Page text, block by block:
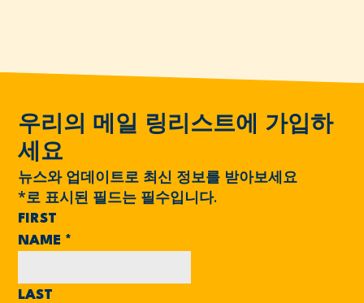
우리의 메일 링리스트에 가입하
세요
뉴스와 업데이트로 최신 정보를 받아보세요
*로 표시된 필드는 필수입니다.
FIRST
NAME *
LAST